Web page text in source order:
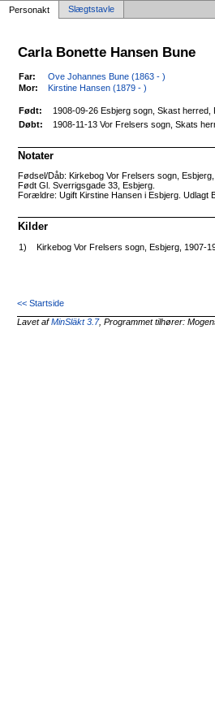
Personakt Slægtstavle
Carla Bonette Hansen Bune
Far:
Ove Johannes Bune (1863 - )
Mor:
Kirstine Hansen (1879 - )
Født: 1908-09-26 Esbjerg sogn, Skast herred,
Døbt: 1908-11-13 Vor Frelsers sogn, Skats
Notater
Fødsel/Dåb: Kirkebog Vor Frelsers sogn,
Født Gl. Sverrigsgade 33, Esbjerg.
Forældre: Ugift Kirstine Hansen i Esbjerg. Udlagt
Kilder
1) Kirkebog Vor Frelsers sogn, Esbjerg, 1907-
<< Startside
Lavet afMinSläkt 3.7, Programmet tilhører: